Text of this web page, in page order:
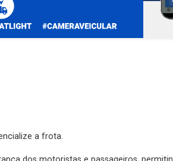
a frota.
dos motoristas e passageiros,